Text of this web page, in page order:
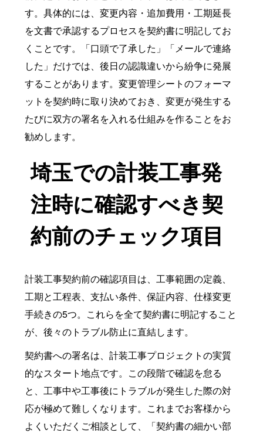
す。具体的には、変更内容・追加費用・工期延長
を文書で承認するプロセスを契約書に明記してお
くことです。「口頭で了承した」「メールで連絡
した」だけでは、後日の認識違いから紛争に発展
することがあります。変更管理シートのフォーマ
ットを契約時に取り決めておき、変更が発生する
たびに双方の署名を入れる仕組みを作ることをお
勧めします。
埼玉での計装工事発
注時に確認すべき契
約前のチェック項目
計装工事契約前の確認項目は、工事範囲の定義、
工期と工程表、支払い条件、保証内容、仕様変更
手続きの5つ。これらを全て契約書に明記すること
が、後々のトラブル防止に直結します。
契約書への署名は、計装工事プロジェクトの実質
的なスタート地点です。この段階で確認を怠る
と、工事中や工事後にトラブルが発生した際の対
応が極めて難しくなります。これまでお客様から
よくいただくご相談として、「契約書の細かい部